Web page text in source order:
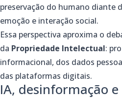
preservação do humano diante
emoção e interação social.
Essa perspectiva aproxima o
da Propriedade Intelectual:
informacional, dos dados
das plataformas digitais.
IA, desinformação